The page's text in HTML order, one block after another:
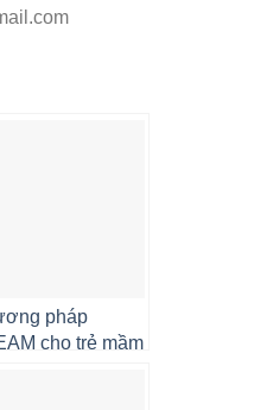
pháp
cho trẻ mầm